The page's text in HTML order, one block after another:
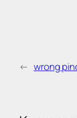
← wrong